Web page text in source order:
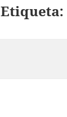
Etiqueta: